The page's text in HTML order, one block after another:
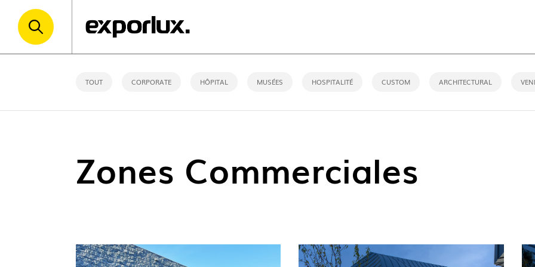
TOUT CORPORATE HÔPITAL MUSÉES HOSPITALITÉ CUSTOM ARCHITECTURAL
Zones Commerciales